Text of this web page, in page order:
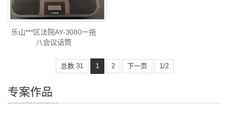
乐山***区法院AY-3080一拖
八会议话筒
总数 31 1 2 下一页 1/2
专案作品